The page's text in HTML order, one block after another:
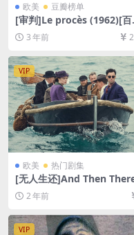
欧美 豆瓣榜单
[审判]Le procès (1962)[百
网盘+夸克网盘1080P超清未
删减资源][网盘在线播放/下
载][MP4/7.7GB][中文字幕]
3 年前
VIP
欧美 热门剧集
[无人生还]And Then
Were None (2015)[百度
+夸克网盘1080P超清未删
资源][网盘在线播放/下载
4/11GB][中英字幕]
2 年前
VIP